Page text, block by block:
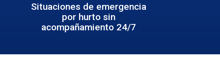
Situaciones de emergencia
por hurto sin
acompañamiento 24/7
Situaciones de emergencia
por hurto sin
acompañamiento 24/7